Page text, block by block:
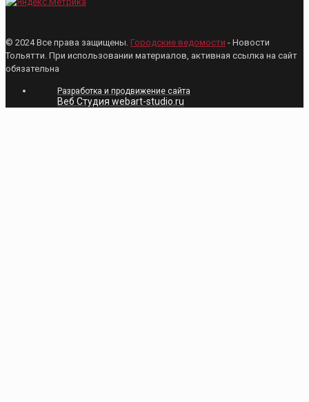
© 2024 Все права защищены. Городские ведомости - Новости
Тольятти. При использовании материалов, активная ссылка на сайт
обязательна
Разработка и продвижение сайта
Веб Студия webart-studio.ru